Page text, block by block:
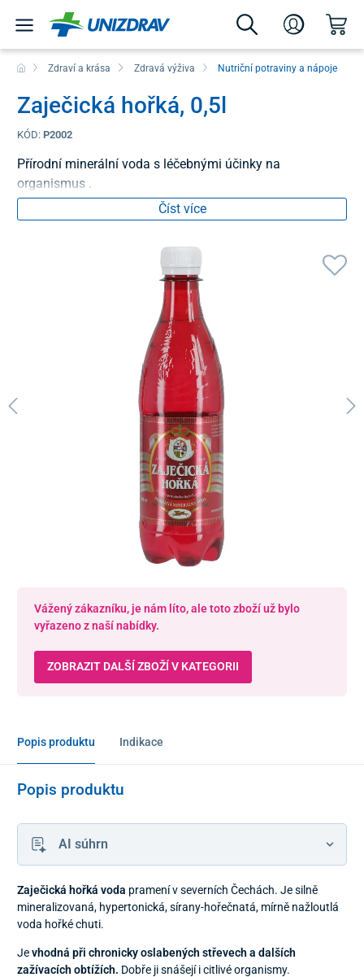
Zdraví a krása Zdravá výživa Nutriční potraviny a nápoje
Zaječická hořká, 0,5l
KÓD: P2002
Přírodní minerální voda s léčebnými účinky na
organismus .
Číst více
Vážený zákazníku, je nám líto, ale toto zboží už bylo
vyřazeno z naší nabídky.
ZOBRAZIT DALŠÍ ZBOŽÍ V KATEGORII
Popis produktu Indikace
Popis produktu
AI súhrn
Zaječická hořká voda pramení v severních Čechách. Je silně
mineralizovaná, hypertonická, sírany-hořečnatá, mírně nažloutlá
voda hořké chuti.
Jevhodná při chronicky oslabených střevech a dalších
zažívacích obtížích. Dobře ji snášejí i citlivé organismy.